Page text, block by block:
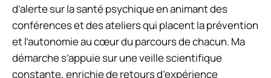
d’alerte sur la santé psychique en animant des
conférences et des ateliers qui placent la prévention
et l’autonomie au cœur du parcours de chacun. Ma
démarche s’appuie sur une veille scientifique
constante, enrichie de retours d’expérience